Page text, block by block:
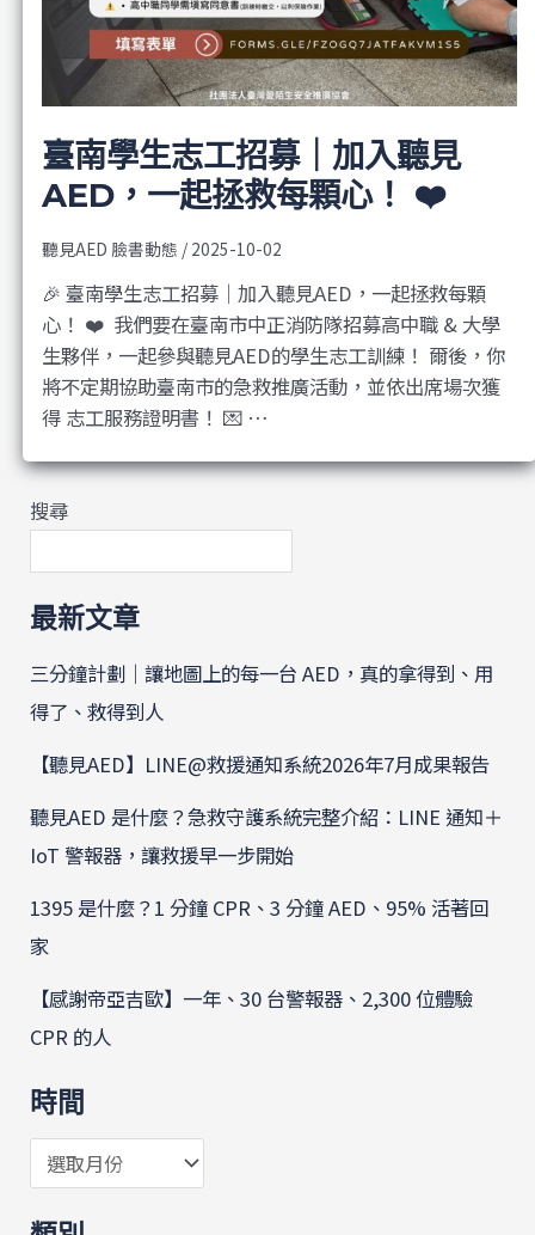
臺南學生志工招募｜加入聽見
AED，一起拯救每顆心！ ❤️
聽見AED 臉書動態 / 2025-10-02
🎉 臺南學生志工招募｜加入聽見AED，一起拯救每顆
心！ ❤️ ​ 我們要在臺南市中正消防隊招募高中職 & 大學
生夥伴，一起參與聽見AED的學生志工訓練！ 爾後，你
將不定期協助臺南市的急救推廣活動，並依出席場次獲
得 志工服務證明書！ 💌 …
搜尋
最新文章
三分鐘計劃｜讓地圖上的每一台 AED，真的拿得到、用
得了、救得到人
【聽見AED】LINE@救援通知系統2026年7月成果報告
聽見AED 是什麼？急救守護系統完整介紹：LINE 通知＋
IoT 警報器，讓救援早一步開始
1395 是什麼？1 分鐘 CPR、3 分鐘 AED、95% 活著回
家
【感謝帝亞吉歐】一年、30 台警報器、2,300 位體驗
CPR 的人
時間